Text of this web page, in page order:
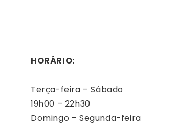
HORÁRIO:
Terça-feira – Sábado
19h00 – 22h30
Domingo – Segunda-feira